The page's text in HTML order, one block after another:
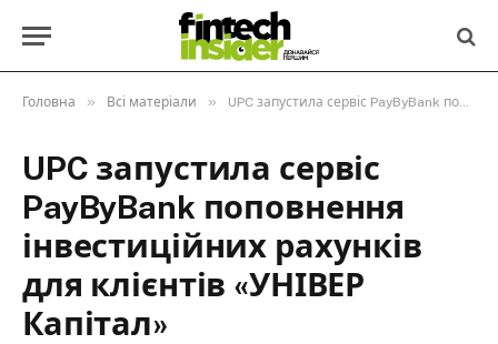
Головна » Всі матеріали » UPC запустила сервіс PayByBank поповнення інвестиційних рахунків для клієнтів «УНІВЕР Капітал»
UPC запустила сервіс
PayByBank поповнення
інвестиційних рахунків
для клієнтів «УНІВЕР
Капітал»